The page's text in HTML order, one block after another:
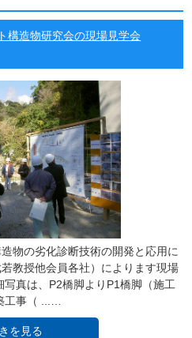
構造物研究会の現場見学会
物の劣化診断技術の開発と応用に
教授他会員各社）によります現場
真は、P2橋脚よりP1橋脚（施工
工事（ ...…
を見る